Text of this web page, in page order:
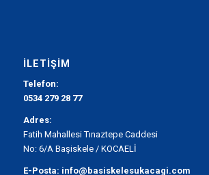
İLETIŞIM
Telefon:
0534 279 28 77
Adres:
Fatih Mahallesi Tınaztepe Caddesi
No: 6/A Başiskele / KOCAELİ
E-Posta: info@basiskelesukacagi.com